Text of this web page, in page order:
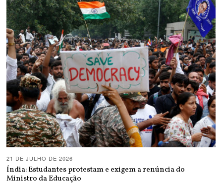
21 DE JULHO DE 2026
Índia: Estudantes protestam e exigem a renúncia do
Ministro da Educação